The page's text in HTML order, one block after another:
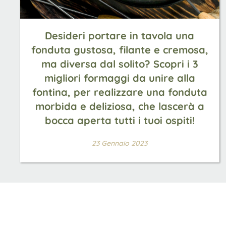
Desideri portare in tavola una
fonduta gustosa, filante e cremosa,
ma diversa dal solito? Scopri i 3
migliori formaggi da unire alla
fontina, per realizzare una fonduta
morbida e deliziosa, che lascerà a
bocca aperta tutti i tuoi ospiti!
23 Gennaio 2023